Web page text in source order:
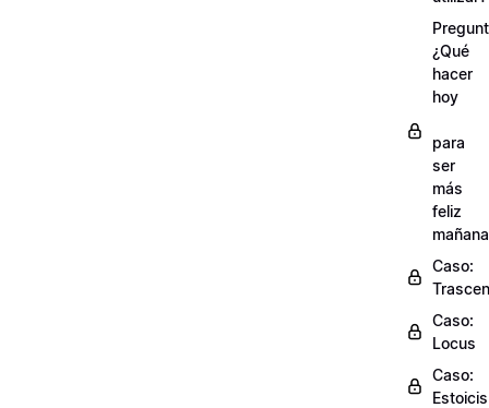
¿Qué
hacer
hoy
para
ser
más
feliz
Caso:
Caso:
Locus
Caso: